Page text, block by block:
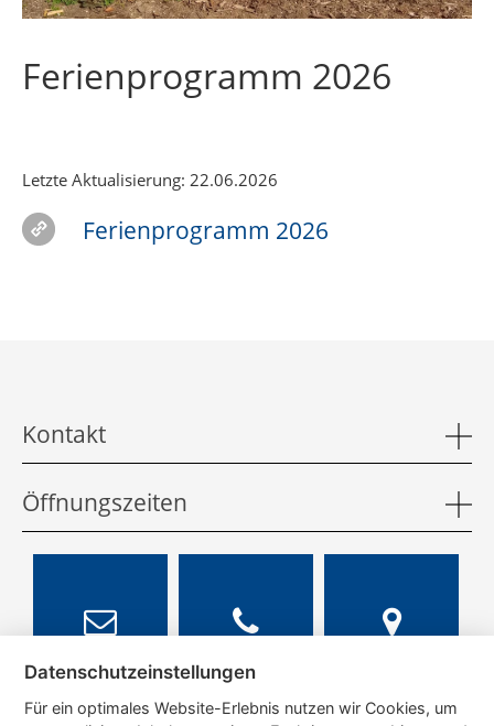
Ferienprogramm 2026
Letzte Aktualisierung: 22.06.2026
Ferienprogramm 2026
Kontakt
Öffnungszeiten
Datenschutzeinstellungen
Für ein optimales Website-Erlebnis nutzen wir Cookies, um